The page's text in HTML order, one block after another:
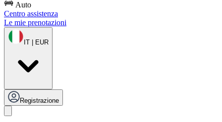
Auto
Centro assistenza
Le mie prenotazioni
IT | EUR
Registrazione